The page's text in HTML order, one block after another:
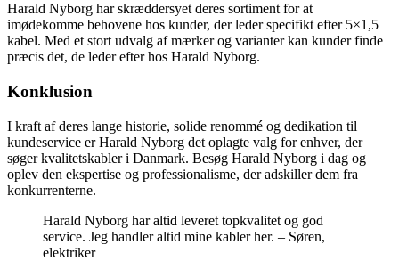
Harald Nyborg har skræddersyet deres sortiment for at
imødekomme behovene hos kunder, der leder specifikt efter 5×1,5
kabel. Med et stort udvalg af mærker og varianter kan kunder finde
præcis det, de leder efter hos Harald Nyborg.
Konklusion
I kraft af deres lange historie, solide renommé og dedikation til
kundeservice er Harald Nyborg det oplagte valg for enhver, der
søger kvalitetskabler i Danmark. Besøg Harald Nyborg i dag og
oplev den ekspertise og professionalisme, der adskiller dem fra
konkurrenterne.
Harald Nyborg har altid leveret topkvalitet og god
service. Jeg handler altid mine kabler her. – Søren,
elektriker